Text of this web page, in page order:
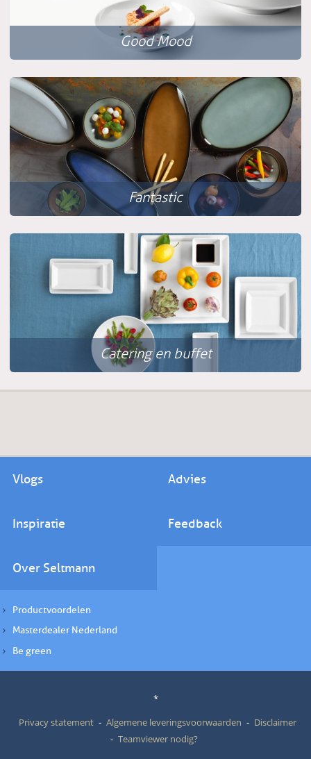
Good Mood
Fantastic
Catering en buffet
Vlogs Advies
Inspiratie Feedback
Over Seltmann
Productvoordelen
Masterdealer Nederland
Be green
*
Privacy statement
Algemene leveringsvoorwaarden
Disclaimer
Teamviewer nodig?